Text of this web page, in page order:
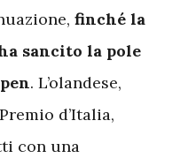
finché la
sancito la pole
. L’olandese,
d’Italia,
con una